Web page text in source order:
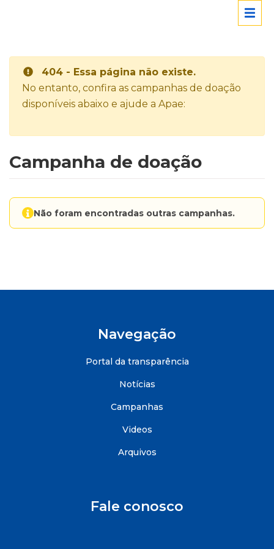
404 - Essa página não existe.
No entanto, confira as campanhas de doação
disponíveis abaixo e ajude a Apae:
Campanha de doação
Não foram encontradas outras campanhas.
Navegação
Portal da transparência
Notícias
Campanhas
Videos
Arquivos
Fale conosco